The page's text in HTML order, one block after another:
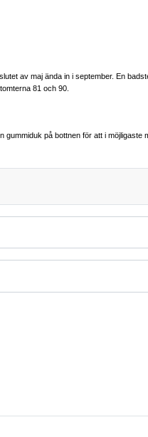
av maj ända in i september. En
81 och 90.
gummiduk på bottnen för att i